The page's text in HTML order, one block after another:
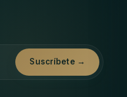
Suscríbete →